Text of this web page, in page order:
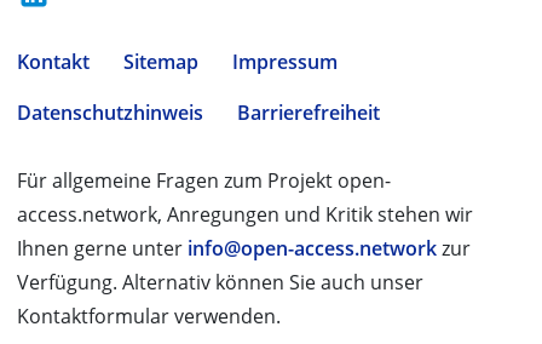
Kontakt Sitemap
Impressum
Datenschutzhinweis
Barrierefreiheit
Für allgemeine Fragen zum Projekt open-
access.network, Anregungen und Kritik stehen wir
Ihnen gerne unter info@open-access.networkzur
Verfügung. Alternativ können Sie auch unser
Kontaktformular verwenden.